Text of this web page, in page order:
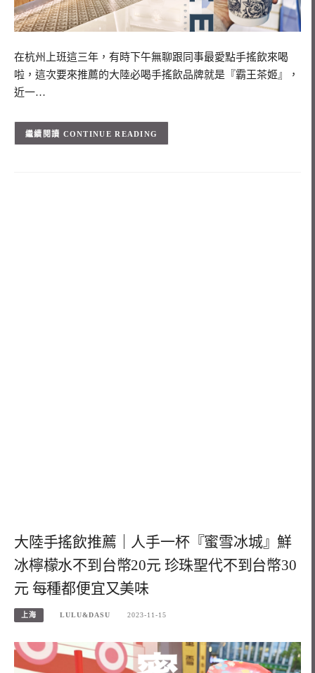
在杭州上班這三年，有時下午無聊跟同事最愛點手搖飲來喝
啦，這次要來推薦的大陸必喝手搖飲品牌就是『霸王茶姬』，
近一…
CONTINUE READING
大陸手搖飲推薦｜人手一杯『蜜雪冰城』鮮
冰檸檬水不到台幣20元 珍珠聖代不到台幣30
元 每種都便宜又美味
上海 LULU&DASU 2023-11-15